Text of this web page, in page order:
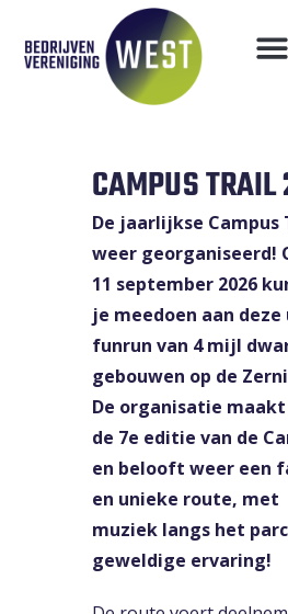
CAMPUS
De jaarlijkse
weer georganiseerd!
11 september 2026
je meedoen aan deze
funrun van 4 mijl
gebouwen op de
De organisatie
de 7e editie van de
en belooft weer een
en unieke route, met
muziek langs het
geweldige ervaring!